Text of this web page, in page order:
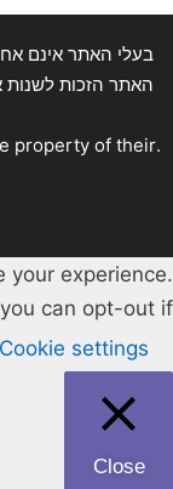
בעלי האתר אינם
האתר הזכות לשנות
property of their
your experience.
can opt-out if
Cookie settings
Close